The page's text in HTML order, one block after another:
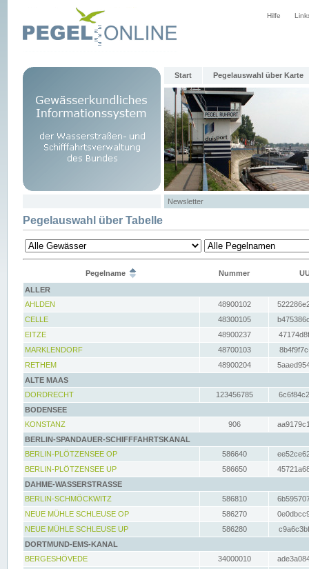
Hilfe
Start Pegelauswahl über Karte
Newsletter
Pegelauswahl über Tabelle
Pegelname Nummer
ALLER
AHLDEN
48900102
CELLE
48300105
EITZE
48900237
MARKLENDORF
48700103
RETHEM
48900204
ALTE MAAS
DORDRECHT
123456785
BODENSEE
KONSTANZ
906
BERLIN-SPANDAUER-SCHIFFFAHRTSKANAL
BERLIN-PLÖTZENSEE OP
586640
BERLIN-PLÖTZENSEE UP
586650
DAHME-WASSERSTRASSE
BERLIN-SCHMÖCKWITZ
586810
NEUE MÜHLE SCHLEUSE OP
586270
NEUE MÜHLE SCHLEUSE UP
586280
DORTMUND-EMS-KANAL
BERGESHÖVEDE
34000010